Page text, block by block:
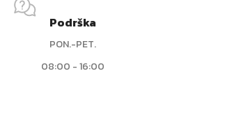
Podrška
PON.-PET.
08:00 - 16:00